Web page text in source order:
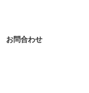
お問合わせ